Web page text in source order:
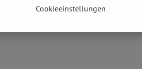
Cookieeinstellungen